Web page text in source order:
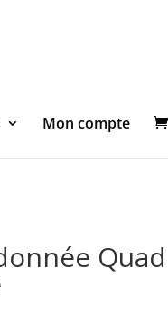
Mon compte
Quad